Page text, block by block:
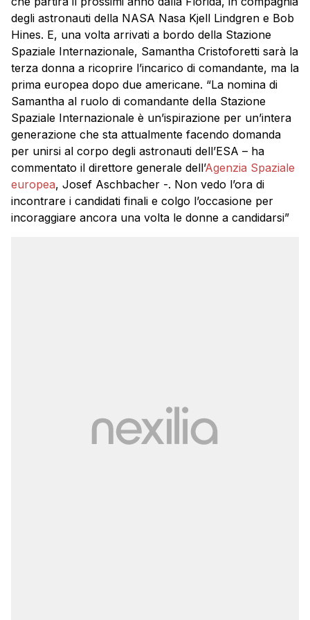
degli astronauti della NASA Nasa Kjell Lindgren e Bob
Hines. E, una volta arrivati a bordo della Stazione
Spaziale Internazionale, Samantha Cristoforetti sarà la
terza donna a ricoprire l’incarico di comandante, ma la
prima europea dopo due americane. “La nomina di
Samantha al ruolo di comandante della Stazione
Spaziale Internazionale è un’ispirazione per un’intera
generazione che sta attualmente facendo domanda
per unirsi al corpo degli astronauti dell’ESA – ha
commentato il direttore generale dell’Agenzia Spaziale
europea, Josef Aschbacher -. Non vedo l’ora di
incontrare i candidati finali e colgo l’occasione per
incoraggiare ancora una volta le donne a candidarsi”